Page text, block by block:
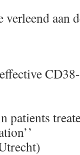
verleend aan
effective
patients